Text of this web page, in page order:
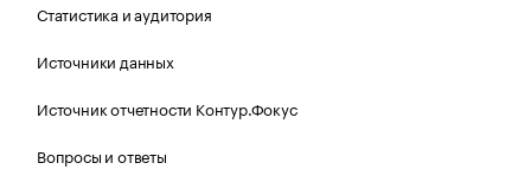
Статистика и аудитория
Источники данных
Источник отчетности Контур.Фокус
Вопросы и ответы